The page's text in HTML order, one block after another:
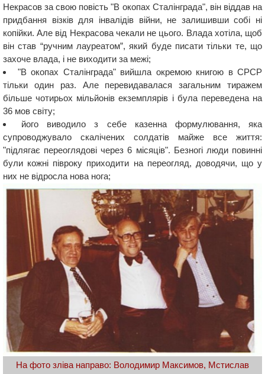
Некрасов за свою повість "В окопах Сталінграда", він віддав на
придбання візків для інвалідів війни, не залишивши собі ні
копійки. Але від Некрасова чекали не цього. Влада хотіла, щоб
він став “ручним лауреатом”, який буде писати тільки те, що
захоче влада, і не виходити за межі;
"В окопах Сталінграда" вийшла окремою книгою в СРСР
тільки один раз. Але перевидавалася загальним тиражем
більше чотирьох мільйонів екземплярів і була переведена на
36 мов світу;
його виводило з себе казенна формулювання, яка
супроводжувало скалічених солдатів майже все життя:
"підлягає переоглядові через 6 місяців". Безногі люди повинні
були кожні півроку приходити на переогляд, доводячи, що у
них не відросла нова нога;
На фото зліва направо: Володимир Максимов, Мстислав